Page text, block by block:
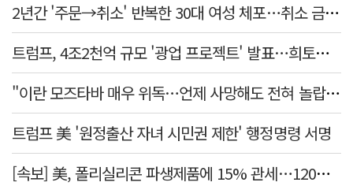
2년간 '주문→취소' 반복한 30대 여성 체포…취소 금액만 400억 원
트럼프, 4조2천억 규모 '광업 프로젝트' 발표…희토류 탈중국 속도
"이란 모즈타바 매우 위독…언제 사망해도 전혀 놀랍지 않아"
트럼프 美 '원정출산 자녀 시민권 제한' 행정명령 서명
[속보] 美, 폴리실리콘 파생제품에 15% 관세…120일 뒤 발효